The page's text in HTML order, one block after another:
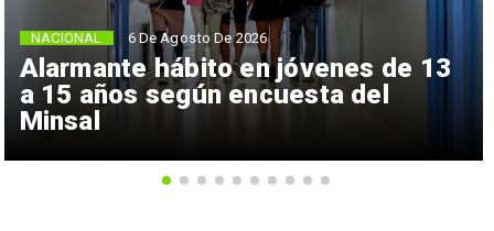
Alarmante hábito en jóvenes de 13
a 15 años según encuesta del
Minsal
NACIONAL 6 De Agosto De 2026